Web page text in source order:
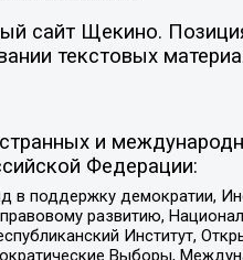
сайт Щекино.
текстовых
и
Федерации:
в поддержку демократии,
развитию,
Институт,